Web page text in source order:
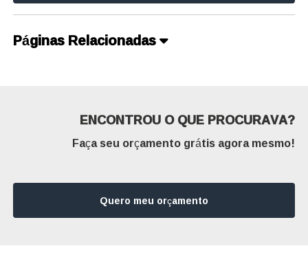
Páginas Relacionadas
ENCONTROU O QUE PROCURAVA?
Faça seu orçamento grátis agora mesmo!
Quero meu orçamento